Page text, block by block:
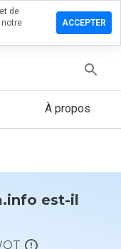
À propos
est-il
de
ACCEPTER